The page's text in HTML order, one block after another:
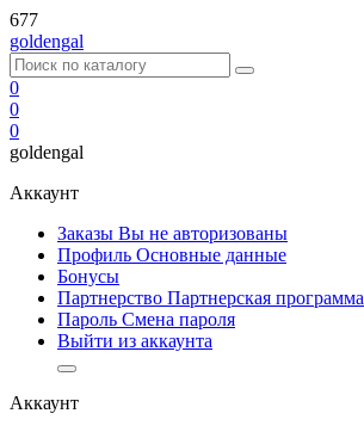
677
goldengal
0
0
0
goldengal
Аккаунт
Заказы Вы не авторизованы
Профиль Основные данные
Бонусы
Партнерство Партнерская программа
Пароль Смена пароля
Выйти из аккаунта
Аккаунт